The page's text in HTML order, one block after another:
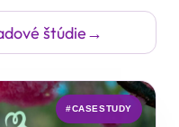
štúdie→
#CASESTUDY